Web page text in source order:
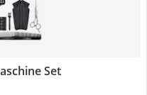
Set